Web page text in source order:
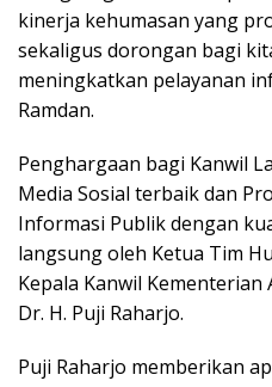
kinerja kehumasan yang
sekaligus dorongan bagi
meningkatkan pelayanan
Ramdan.
Penghargaan bagi Kanwil
Media Sosial terbaik dan
Informasi Publik dengan
langsung oleh Ketua Tim
Kepala Kanwil
Dr. H. Puji Raharjo.
Puji Raharjo memberikan